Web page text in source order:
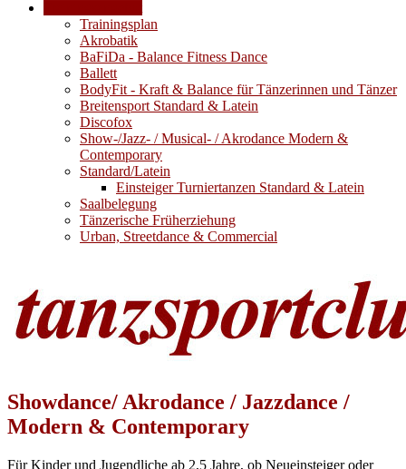
Trainingsplan
Akrobatik
BaFiDa - Balance Fitness Dance
Ballett
BodyFit - Kraft & Balance für Tänzerinnen und Tänzer
Breitensport Standard & Latein
Discofox
Show-/Jazz- / Musical- / Akrodance Modern &
Contemporary
Standard/Latein
Einsteiger Turniertanzen Standard & Latein
Saalbelegung
Tänzerische Früherziehung
Urban, Streetdance & Commercial
Showdance/ Akrodance / Jazzdance /
Modern & Contemporary
Für Kinder und Jugendliche ab 2,5 Jahre, ob Neueinsteiger oder